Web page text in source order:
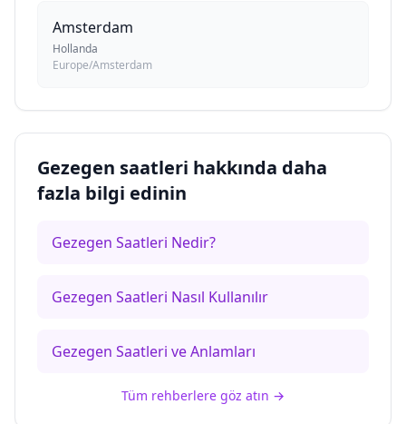
Amsterdam
Hollanda
Europe/Amsterdam
Gezegen saatleri hakkında daha
fazla bilgi edinin
Gezegen Saatleri Nedir?
Gezegen Saatleri Nasıl Kullanılır
Gezegen Saatleri ve Anlamları
Tüm rehberlere göz atın →